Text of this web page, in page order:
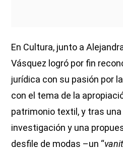
En Cultura, junto a
Vásquez logró por fin
jurídica con su pasión por
con el tema de la
patrimonio textil, y tras
investigación y una
desfile de modas –un “